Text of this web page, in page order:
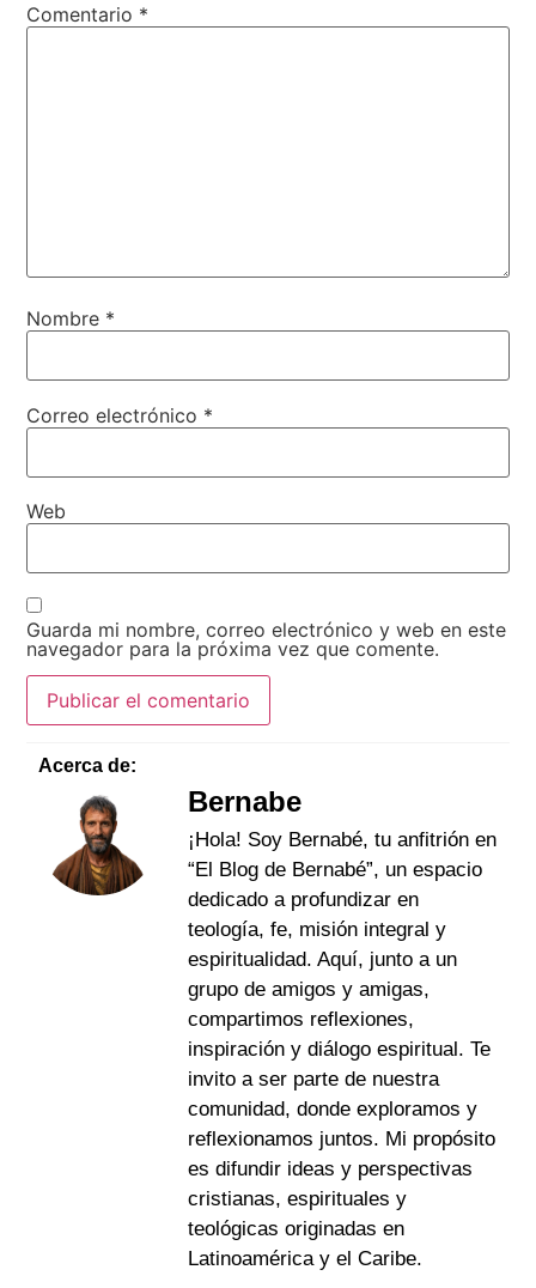
Comentario *
Nombre *
Correo electrónico *
Web
Guarda mi nombre, correo electrónico y web en este
navegador para la próxima vez que comente.
Acerca de:
Bernabe
¡Hola! Soy Bernabé, tu anfitrión en
“El Blog de Bernabé”, un espacio
dedicado a profundizar en
teología, fe, misión integral y
espiritualidad. Aquí, junto a un
grupo de amigos y amigas,
compartimos reflexiones,
inspiración y diálogo espiritual. Te
invito a ser parte de nuestra
comunidad, donde exploramos y
reflexionamos juntos. Mi propósito
es difundir ideas y perspectivas
cristianas, espirituales y
teológicas originadas en
Latinoamérica y el Caribe.